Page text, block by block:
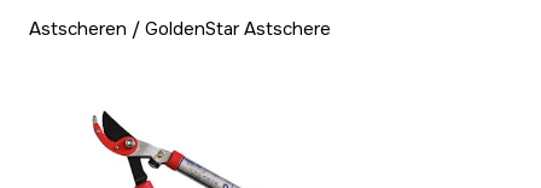
Astscheren / GoldenStar Astschere